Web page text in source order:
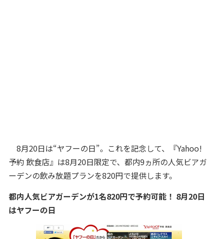
8月20日は“ヤフーの日”。これを記念して、『Yahoo!
予約 飲食店』は8月20日限定で、都内9ヵ所の人気ビアガ
ーデンの飲み放題プランを820円で提供します。
都内人気ビアガーデンが1名820円で予約可能！ 8月20日
はヤフーの日